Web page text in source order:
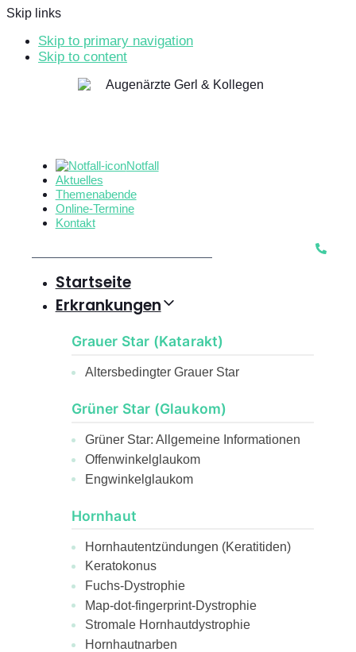
Skip links
Skip to primary navigation
Skip to content
Notfall
Aktuelles
Themenabende
Online-Termine
Kontakt
Startseite
Erkrankungen
Grauer Star (Katarakt)
Altersbedingter Grauer Star
Grüner Star (Glaukom)
Grüner Star: Allgemeine Informationen
Offenwinkelglaukom
Engwinkelglaukom
Hornhaut
Hornhautentzündungen (Keratitiden)
Keratokonus
Fuchs-Dystrophie
Map-dot-fingerprint-Dystrophie
Stromale Hornhautdystrophie
Hornhautnarben